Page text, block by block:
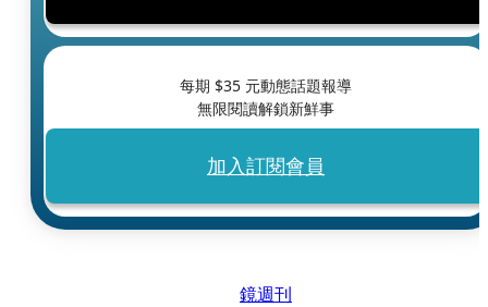
每期 $35 元動態話題報導
無限閱讀解鎖新鮮事
加入訂閱會員
鏡週刊